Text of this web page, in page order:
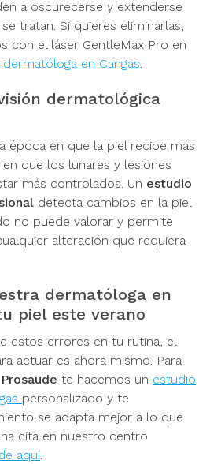
a oscurecerse y extenderse
tratan. Si quieres eliminarlas,
con el láser GentleMax Pro en
en Cangas.
dermatológica
época en que la piel recibe más
que los lunares y lesiones
más controlados. Un estudio
detecta cambios en la piel
no puede valorar y permite
alteración que requiera
dermatóloga en
piel este verano
estos errores en tu rutina, el
actuar es ahora mismo. Para
Prosaude te hacemos un estudio
personalizado y te
se adapta mejor a lo que
cita en nuestro centro
aquí.